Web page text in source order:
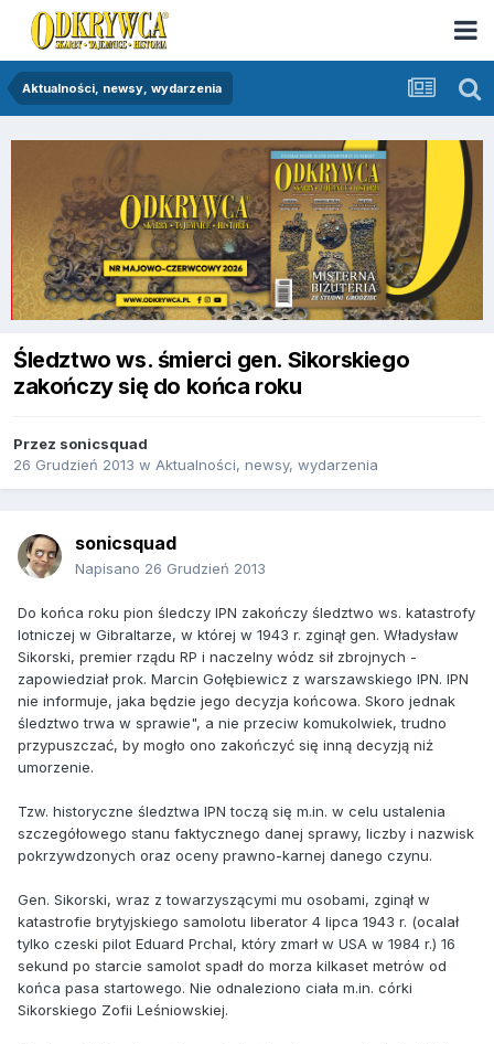
Aktualności, newsy, wydarzenia
Śledztwo ws. śmierci gen. Sikorskiego
zakończy się do końca roku
Przez sonicsquad
26 Grudzień 2013 w Aktualności, newsy, wydarzenia
sonicsquad
Napisano 26 Grudzień 2013
Do końca roku pion śledczy IPN zakończy śledztwo ws. katastrofy
lotniczej w Gibraltarze, w której w 1943 r. zginął gen. Władysław
Sikorski, premier rządu RP i naczelny wódz sił zbrojnych -
zapowiedział prok. Marcin Gołębiewicz z warszawskiego IPN. IPN
nie informuje, jaka będzie jego decyzja końcowa. Skoro jednak
śledztwo trwa w sprawie", a nie przeciw komukolwiek, trudno
przypuszczać, by mogło ono zakończyć się inną decyzją niż
umorzenie.
Tzw. historyczne śledztwa IPN toczą się m.in. w celu ustalenia
szczegółowego stanu faktycznego danej sprawy, liczby i nazwisk
pokrzywdzonych oraz oceny prawno-karnej danego czynu.
Gen. Sikorski, wraz z towarzyszącymi mu osobami, zginął w
katastrofie brytyjskiego samolotu liberator 4 lipca 1943 r. (ocalał
tylko czeski pilot Eduard Prchal, który zmarł w USA w 1984 r.) 16
sekund po starcie samolot spadł do morza kilkaset metrów od
końca pasa startowego. Nie odnaleziono ciała m.in. córki
Sikorskiego Zofii Leśniowskiej.